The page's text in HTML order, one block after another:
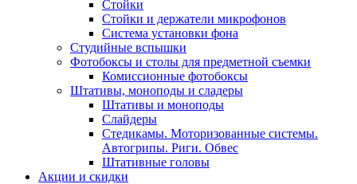
Стойки
Стойки и держатели микрофонов
Система установки фона
Студийные вспышки
Фотобоксы и столы для предметной съемки
Комиссионные фотобоксы
Штативы, моноподы и сладеры
Штативы и моноподы
Слайдеры
Стедикамы. Моторизованные системы.
Автогрипы. Риги. Обвес
Штативные головы
Акции и скидки